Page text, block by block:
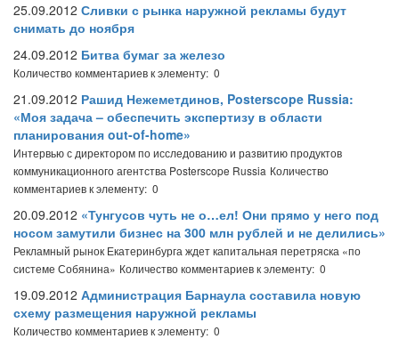
25.09.2012 Сливки с рынка наружной рекламы будут
снимать до ноября
24.09.2012 Битва бумаг за железо
Количество комментариев к элементу: 0
21.09.2012 Рашид Нежеметдинов, Posterscope Russia:
«Моя задача – обеспечить экспертизу в области
планирования out-of-home»
Интервью с директором по исследованию и развитию продуктов
коммуникационного агентства Posterscope Russia Количество
комментариев к элементу: 0
20.09.2012 «Тунгусов чуть не о…ел! Они прямо у него под
носом замутили бизнес на 300 млн рублей и не делились»
Рекламный рынок Екатеринбурга ждет капитальная перетряска «по
системе Собянина» Количество комментариев к элементу: 0
19.09.2012 Администрация Барнаула составила новую
схему размещения наружной рекламы
Количество комментариев к элементу: 0